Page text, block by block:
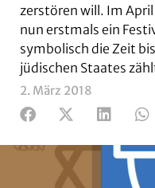
zerstören will. Im
nun erstmals ein
symbolisch die Zeit
jüdischen Staates
2. März 2018